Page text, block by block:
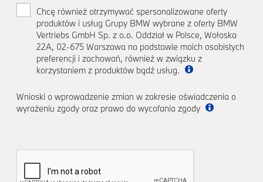
Chcę również otrzymywać spersonalizowane oferty
produktów i usług Grupy BMW wybrane z oferty BMW
Vertriebs GmbH Sp. z o.o. Oddział w Polsce, Wołoska
22A, 02-675 Warszawa na podstawie moich osobistych
preferencji i zachowań, również w związku z
korzystaniem z produktów bądź usług.
Wnioski o wprowadzenie zmian w zakresie oświadczenia o
wyrażeniu zgody oraz prawo do wycofania zgody